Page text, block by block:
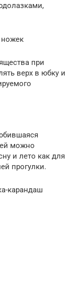
ножек
при
верх в юбку и
можно
и лето как для
прогулки.
карандаш